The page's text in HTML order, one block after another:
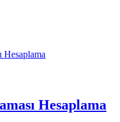
Hesaplama